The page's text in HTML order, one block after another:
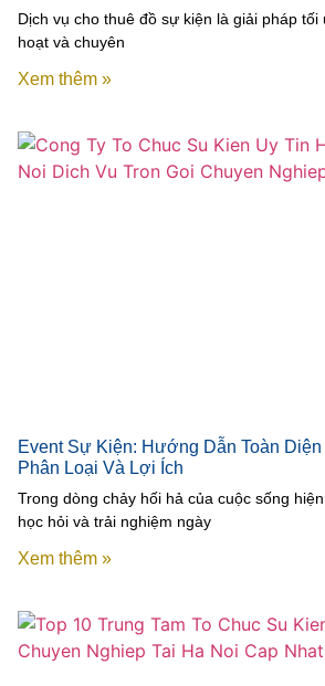
Dịch vụ cho thuê đồ sự kiện là giải pháp
hoạt và chuyên
Xem thêm »
Event Sự Kiện: Hướng Dẫn Toàn
Phân Loại Và Lợi Ích
Trong dòng chảy hối hả của cuộc sống
học hỏi và trải nghiệm ngày
Xem thêm »